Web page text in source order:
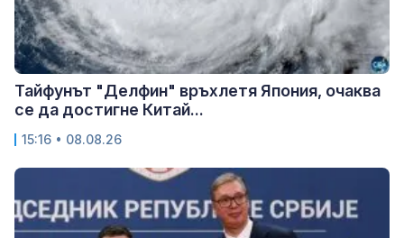
Тайфунът "Делфин" връхлетя Япония, очаква
се да достигне Китай...
15:16 • 08.08.26